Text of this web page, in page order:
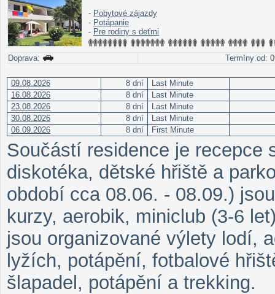
- Pobytové zájazdy
- Potápanie
- Pre rodiny s deťmi
Doprava: Termíny od:
09.08.2026 8 dní
Last Minute
16.08.2026
8 dní
Last Minute
23.08.2026
8 dní
Last Minute
30.08.2026
8 dní
Last Minute
06.09.2026
8 dní First Minute
Součástí residence je recepce
diskotéka, dětské hřiště a
období cca 08.06. - 08.09.)
kurzy, aerobik, miniclub (3-6
jsou organizované výlety lodí,
lyžích, potápění, fotbalové
šlapadel, potápění a trekking.